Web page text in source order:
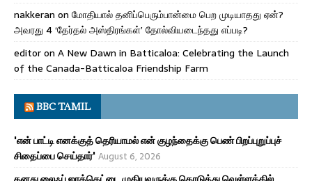
nakkeran on மோதியால் தனிப்பெரும்பான்மை பெற முடியாதது ஏன்?
அவரது 4 ‘தேர்தல் அஸ்திரங்கள்’ தோல்வியடைந்தது எப்படி?
editoron A New Dawn in Batticaloa: Celebrating the Launch
of the Canada-Batticaloa Friendship Farm
BBC TAMIL
'என் பாட்டி எனக்குத் தெரியாமல் என் குழந்தைக்கு பெண் பிறப்புறுப்புச்
சிதைப்பை செய்தார்'August 6, 2026